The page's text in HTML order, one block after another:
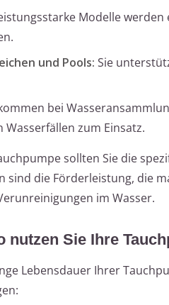
Modelle
und Pools: Sie
bei
zum Einsatz.
sollten Sie die
sind die Förderleistung, die
im Wasser.
nutzen Sie Ihre
Lebensdauer Ihrer